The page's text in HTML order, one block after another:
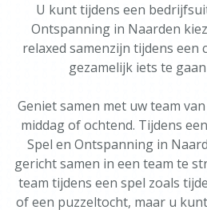
U kunt tijdens een
Ontspanning in Naarden
relaxed samenzijn tijdens een
gezamelijk iets te
Geniet samen met uw team
middag of ochtend. Tijdens
Spel en Ontspanning in
gericht samen in een team te
team tijdens een spel zoals
of een puzzeltocht, maar u